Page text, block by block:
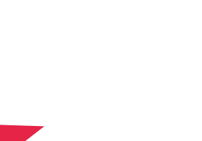
behöver rätt SWIFT-kod i Panama